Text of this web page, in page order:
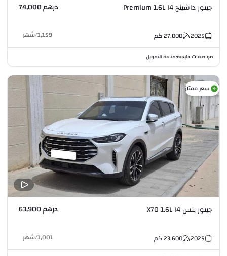
جيتور داشينج Premium 1.6L I4 درهم 74,000
2025
27,000كم 1,159
/شهر
مواصفات خليجية•متاحة للتمويل
سعر ممتاز
جيتور بلس X70 1.6L I4 درهم 63,900
2025
23,600كم 1,001
/شهر